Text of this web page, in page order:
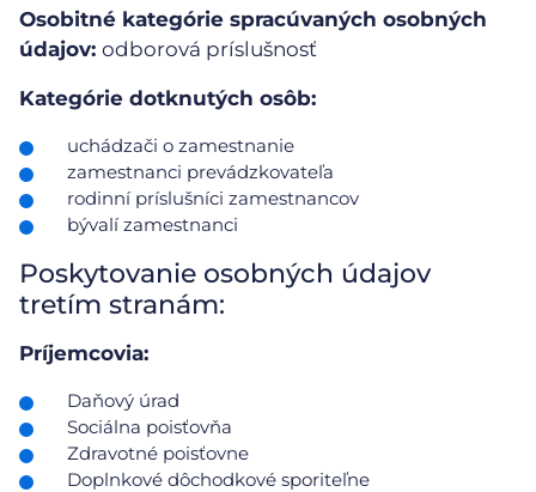
Osobitné kategórie spracúvaných osobných
údajov: odborová príslušnosť
Kategórie dotknutých osôb:
uchádzači o zamestnanie
zamestnanci prevádzkovateľa
rodinní príslušníci zamestnancov
bývalí zamestnanci
Poskytovanie osobných údajov
tretím stranám:
Príjemcovia:
Daňový úrad
Sociálna poisťovňa
Zdravotné poisťovne
Doplnkové dôchodkové sporiteľne